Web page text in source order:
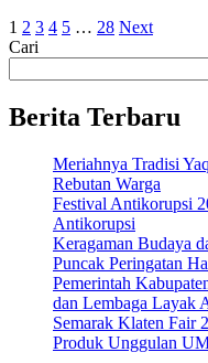
Paginasi
pos
1 2 3 4 5 … 28 Next
Cari
Berita Terbaru
Meriahnya Tradisi
Rebutan Warga
Festival Antikorupsi
Antikorupsi
Keragaman Budaya
Puncak Peringatan
Pemerintah
dan Lembaga Layak
Semarak Klaten Fair
Produk Unggulan